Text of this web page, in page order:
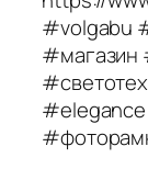
#volgabu
#магазин